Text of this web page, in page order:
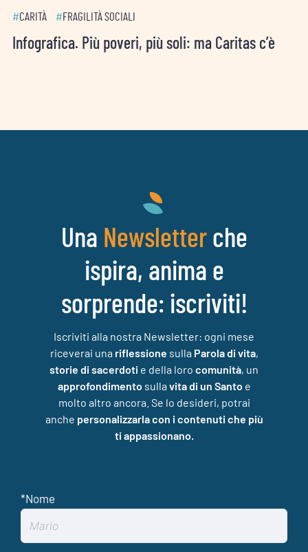
#CARITÀ #FRAGILITÀ SOCIALI
Infografica. Più poveri, più soli: ma Caritas c’è
Una Newsletterche
ispira, anima e
sorprende: iscriviti!
Iscriviti alla nostra Newsletter: ogni mese
riceverai una riflessione sulla Parola di vita,
storie di sacerdoti e della loro comunità, un
approfondimento sulla vita di un Santo e
molto altro ancora. Se lo desideri, potrai
anche personalizzarla con i contenuti che più
ti appassionano.